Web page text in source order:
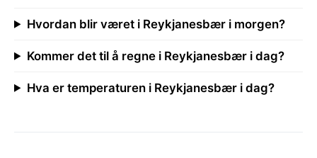
Hvordan blir været i Reykjanesbær i morgen?
Kommer det til å regne i Reykjanesbær i dag?
Hva er temperaturen i Reykjanesbær i dag?